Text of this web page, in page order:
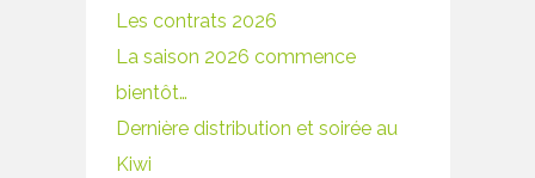
Les contrats 2026
La saison 2026 commence
bientôt…
Dernière distribution et soirée au
Kiwi